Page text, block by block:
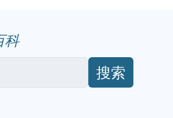
科
搜索